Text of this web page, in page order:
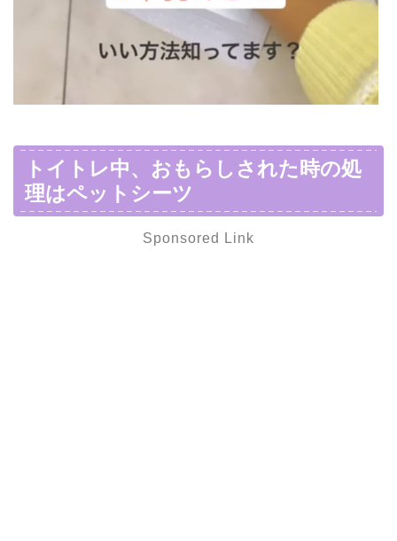
トイトレ中、おもらしされた時の処
理はペットシーツ
Sponsored Link